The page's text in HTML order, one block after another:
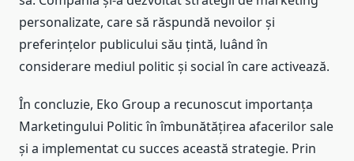
personalizate, care să răspundă nevoilor și
preferințelor publicului său țintă, luând în
considerare mediul politic și social în care activează.
În concluzie, Eko Group a recunoscut importanța
Marketingului Politic în îmbunătățirea afacerilor sale
și a implementat cu succes această strategie. Prin